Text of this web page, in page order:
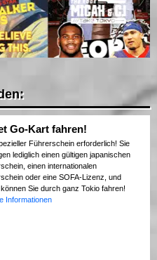
Go-Kart fahren!
Führerschein erforderlich! Sie
lediglich einen gültigen japanischen
einen internationalen
oder eine SOFA-Lizenz, und
Sie durch ganz Tokio fahren!
Informationen